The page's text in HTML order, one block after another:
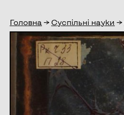
Головна → Суспільні науки →